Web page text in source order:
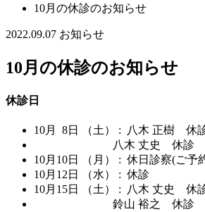
10月の休診のお知らせ
2022.09.07 お知らせ
10月の休診のお知らせ
休診日
10月 8日 （土） : 八木 正樹 休
八木 丈史 休診
10月10日 （月） : 休日診察(ご予
10月12日 （水） : 休診
10月15日 （土） : 八木 丈史 休
鈴山 裕之 休診